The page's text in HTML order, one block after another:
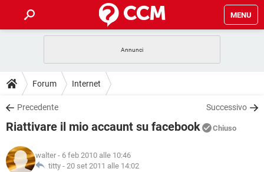
MENU
INTRATTENIMENTO
iOS
INSTAGRAM WHATSAPP
TIKTOK
HARDWARE
GUIDE
COVID-19
INSTAGRAM
DOWNLOAD
COVID-19 GAMING
INTRATTENIMENTO
iOS
COVID-19
GLOSSARIO
Forum Internet
Precedente Successivo
Riattivare il mio accaunt su facebook Chiuso
walter - 6 feb 2010 alle 10:46
titty - 20 set 2011 alle 14:02